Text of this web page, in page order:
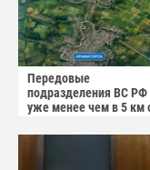
Передовые
подразделения ВС РФ
уже менее чем в 5 км
Славянска